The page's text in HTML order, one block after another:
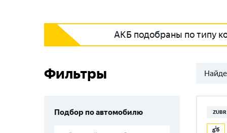
АКБ подобраны по типу
Фильтры
Подбор по автомобилю ZUBR